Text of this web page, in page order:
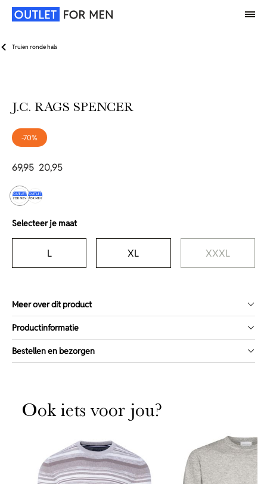
Truien ronde hals
J.C. RAGS SPENCER
-70%
69,95 20,95
Selecteer je maat
L XL XXXL
Meer over dit product
Productinformatie
Bestellen en bezorgen
Ook iets voor jou?